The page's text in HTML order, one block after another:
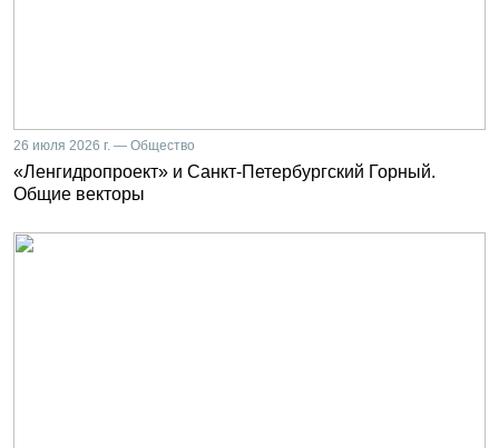
26 июля 2026 г. — Общество
«Ленгидропроект» и Санкт-Петербургский Горный.
Общие векторы